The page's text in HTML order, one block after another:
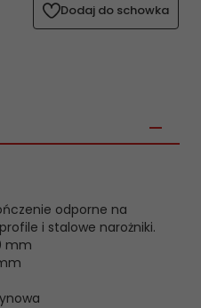
Dodaj do schowka
odporne na
i stalowe narożniki.
mm